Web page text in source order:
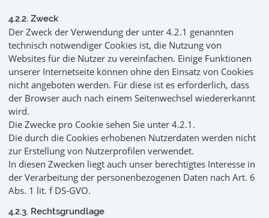
4.2.2. Zweck
Der Zweck der Verwendung der unter 4.2.1 genannten
technisch notwendiger Cookies ist, die Nutzung von
Websites für die Nutzer zu vereinfachen. Einige Funktionen
unserer Internetseite können ohne den Einsatz von Cookies
nicht angeboten werden. Für diese ist es erforderlich, dass
der Browser auch nach einem Seitenwechsel wiedererkannt
wird.
Die Zwecke pro Cookie sehen Sie unter 4.2.1.
Die durch die Cookies erhobenen Nutzerdaten werden nicht
zur Erstellung von Nutzerprofilen verwendet.
In diesen Zwecken liegt auch unser berechtigtes Interesse in
der Verarbeitung der personenbezogenen Daten nach Art. 6
Abs. 1 lit. f DS-GVO.
4.2.3. Rechtsgrundlage